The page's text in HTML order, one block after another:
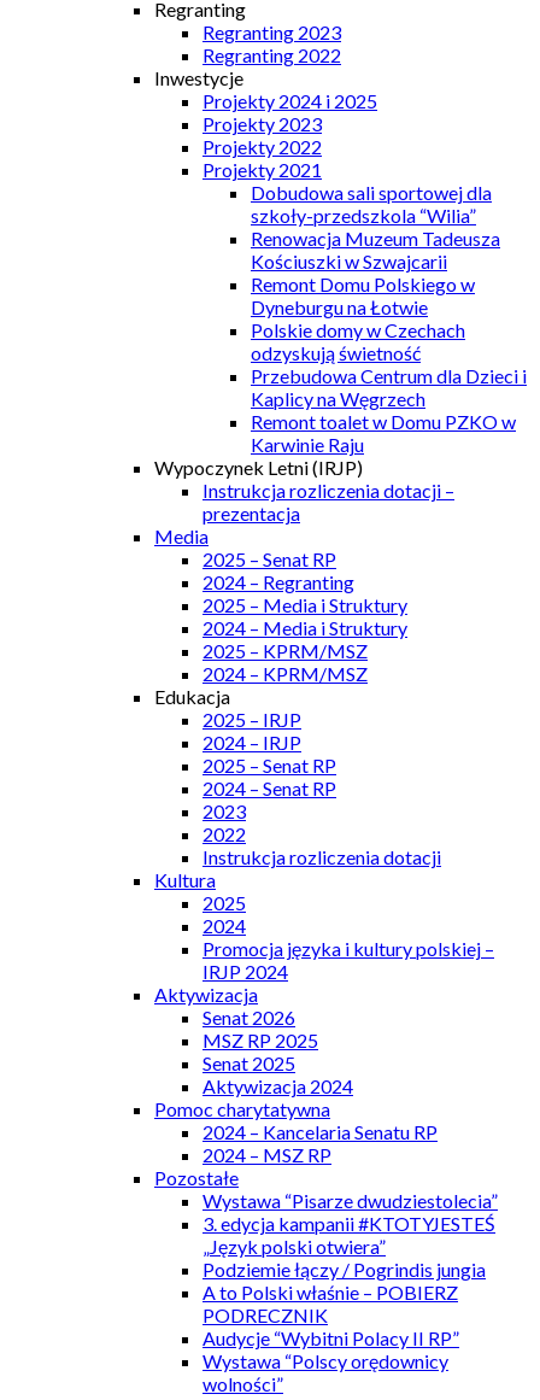
Regranting
Regranting 2023
Regranting 2022
Inwestycje
Projekty 2024 i 2025
Projekty 2023
Projekty 2022
Projekty 2021
Dobudowa sali sportowej dla
szkoły-przedszkola “Wilia”
Renowacja Muzeum Tadeusza
Kościuszki w Szwajcarii
Remont Domu Polskiego w
Dyneburgu na Łotwie
Polskie domy w Czechach
odzyskują świetność
Przebudowa Centrum dla Dzieci i
Kaplicy na Węgrzech
Remont toalet w Domu PZKO w
Karwinie Raju
Wypoczynek Letni (IRJP)
Instrukcja rozliczenia dotacji –
prezentacja
Media
2025 – Senat RP
2024 – Regranting
2025 – Media i Struktury
2024 – Media i Struktury
2025 – KPRM/MSZ
2024 – KPRM/MSZ
Edukacja
2025 – IRJP
2024 – IRJP
2025 – Senat RP
2024 – Senat RP
2023
2022
Instrukcja rozliczenia dotacji
Kultura
2025
2024
Promocja języka i kultury polskiej –
IRJP 2024
Aktywizacja
Senat 2026
MSZ RP 2025
Senat 2025
Aktywizacja 2024
Pomoc charytatywna
2024 – Kancelaria Senatu RP
2024 – MSZ RP
Pozostałe
Wystawa “Pisarze dwudziestolecia”
3. edycja kampanii #KTOTYJESTEŚ
„Język polski otwiera”
Podziemie łączy / Pogrindis jungia
A to Polski właśnie – POBIERZ
PODRECZNIK
Audycje “Wybitni Polacy II RP”
Wystawa “Polscy orędownicy
wolności”